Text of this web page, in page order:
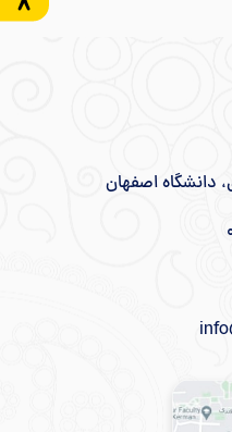
دانشگاه اصفهان